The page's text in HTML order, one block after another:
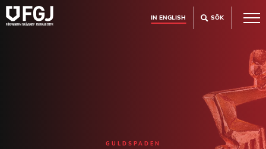
IN ENGLISH SÖK
GULDSPADEN